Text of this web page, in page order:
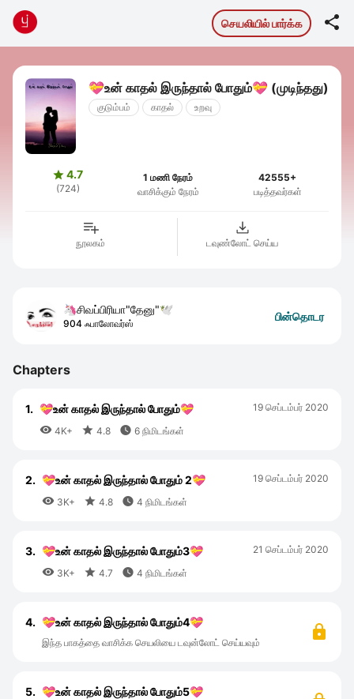
செயலியில் பார்க்க 
💝உன் காதல் இருந்தால் போதும்💝 (முடிந்தது)
குடும்பம் காதல் உறவு
 4.7
(724)
1 மணி நேரம்
வாசிக்கும் நேரம்
42555+
படித்தவர்கள்
நூலகம் டவுண்லோட் செய்ய
🦄சிவப்பிரியா"தேனு"🕊
904 ஃபாலோவர்ஸ்
பின்தொடர
Chapters
1. 💝உன் காதல் இருந்தால் போதும்💝
 4K+  4.8  6 நிமிடங்கள்
19 செப்டம்பர் 2020
2. 💝உன் காதல் இருந்தால் போதும் 2💝
 3K+  4.8  4 நிமிடங்கள்
19 செப்டம்பர் 2020
3. 💝உன் காதல் இருந்தால் போதும்3💝
 3K+  4.7  4 நிமிடங்கள்
21 செப்டம்பர் 2020
4. 💝உன் காதல் இருந்தால் போதும்4💝
இந்த பாகத்தை வாசிக்க செயலியை டவுன்லோட் செய்யவும்
5. 💝உன் காதல் இருந்தால் போதும்5💝